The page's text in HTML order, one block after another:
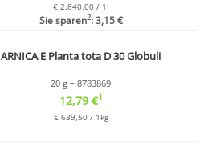
€ 2.840,00 / 1l
Sie sparen2: 3,15 €
ARNICA E Planta tota D 30 Globuli
20 g – 8783869
12,79 €1
€ 639,50 / 1kg